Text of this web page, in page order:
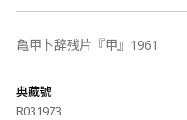
亀甲卜辞残片『甲』1961
典藏號
R031973